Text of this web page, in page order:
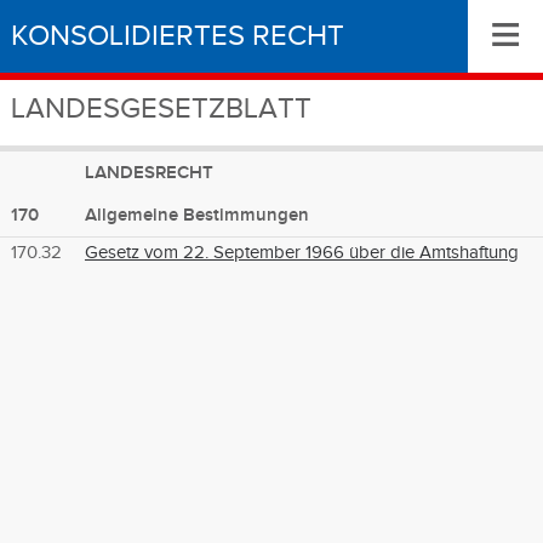
KONSOLIDIERTES RECHT
LANDESGESETZBLATT
≡
LANDESRECHT
170
Allgemeine Bestimmungen
170.32 Gesetz vom 22. September 1966 über die Amtshaftung